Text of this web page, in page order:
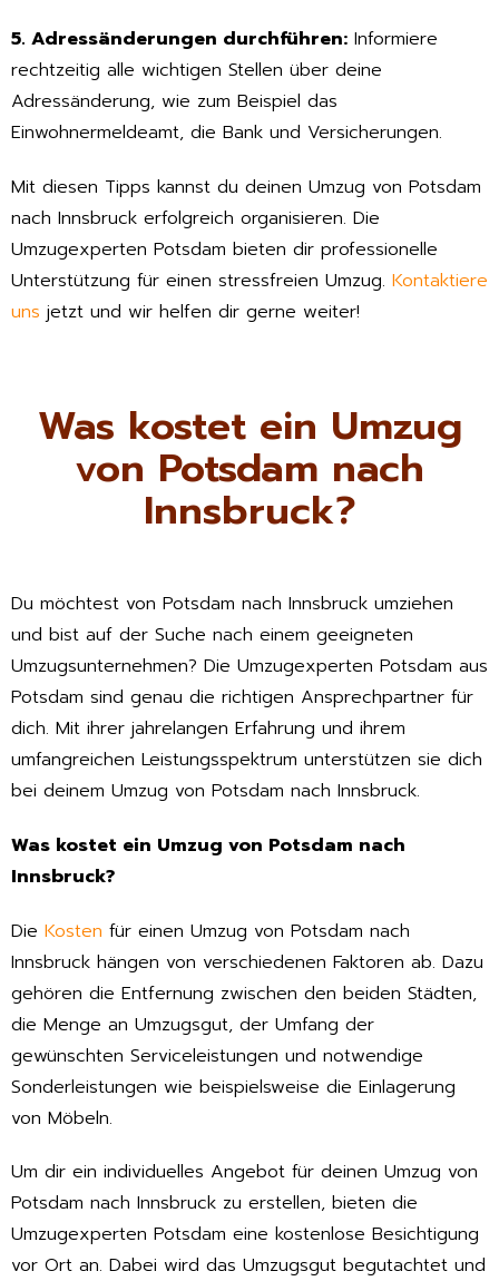
5. Adressänderungen durchführen: Informiere
rechtzeitig alle wichtigen Stellen über deine
Adressänderung, wie zum Beispiel das
Einwohnermeldeamt, die Bank und Versicherungen.
Mit diesen Tipps kannst du deinen Umzug von Potsdam
nach Innsbruck erfolgreich organisieren. Die
Umzugexperten Potsdam bieten dir professionelle
Unterstützung für einen stressfreien Umzug. Kontaktiere
uns jetzt und wir helfen dir gerne weiter!
Was kostet ein Umzug
von Potsdam nach
Innsbruck?
Du möchtest von Potsdam nach Innsbruck umziehen
und bist auf der Suche nach einem geeigneten
Umzugsunternehmen? Die Umzugexperten Potsdam aus
Potsdam sind genau die richtigen Ansprechpartner für
dich. Mit ihrer jahrelangen Erfahrung und ihrem
umfangreichen Leistungsspektrum unterstützen sie dich
bei deinem Umzug von Potsdam nach Innsbruck.
Was kostet ein Umzug von Potsdam nach
Innsbruck?
Die Kosten für einen Umzug von Potsdam nach
Innsbruck hängen von verschiedenen Faktoren ab. Dazu
gehören die Entfernung zwischen den beiden Städten,
die Menge an Umzugsgut, der Umfang der
gewünschten Serviceleistungen und notwendige
Sonderleistungen wie beispielsweise die Einlagerung
von Möbeln.
Um dir ein individuelles Angebot für deinen Umzug von
Potsdam nach Innsbruck zu erstellen, bieten die
Umzugexperten Potsdam eine kostenlose Besichtigung
vor Ort an. Dabei wird das Umzugsgut begutachtet und